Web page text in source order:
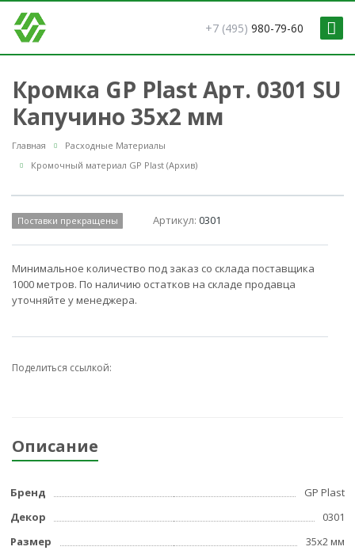
+7 (495) 980-79-60
Кромка GP Plast Арт. 0301 SU
Капучино 35x2 мм
Главная
Расходные Материалы
Кромочный материал GP Plast (Архив)
Поставки прекращены Артикул:0301
Минимальное количество под заказ со склада поставщика
1000 метров. По наличию остатков на складе продавца
уточняйте у менеджера.
Поделиться ссылкой:
Описание
Бренд
GP Plast
Декор
0301
Размер
35x2 мм